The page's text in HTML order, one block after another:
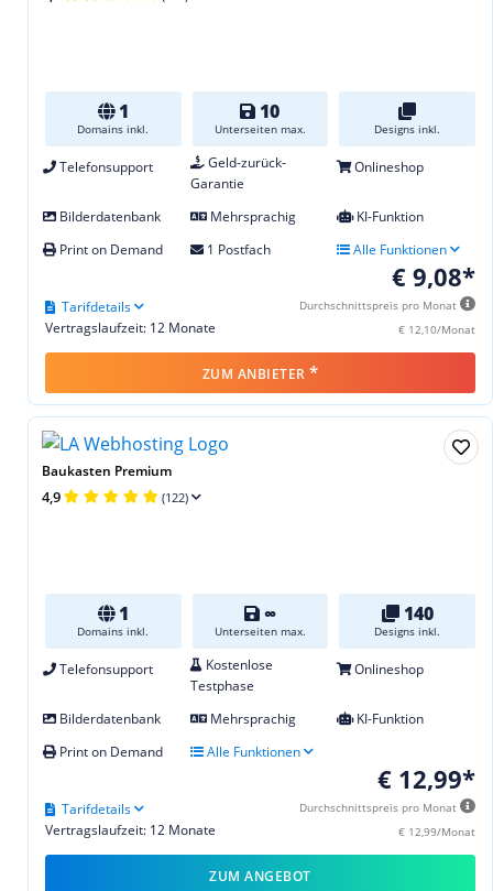
1
Domains inkl.
10
Unterseiten max. Designs inkl.
Telefonsupport
Geld-zurück-
Garantie
Onlineshop
Bilderdatenbank Mehrsprachig
KI-Funktion
Print on Demand
1 Postfach Alle Funktionen
€ 9,08*
Durchschnittspreis pro Monat
€ 12,10/Monat
Vertragslaufzeit: 12 Monate
Tarifdetails
ZUM ANBIETER *
Baukasten Premium
4,9 (122)
1
Domains inkl.
∞
Unterseiten max.
140
Designs inkl.
Telefonsupport
Kostenlose
Testphase
Onlineshop
Bilderdatenbank Mehrsprachig
KI-Funktion
Print on Demand
Alle Funktionen
€ 12,99*
Durchschnittspreis pro Monat
€ 12,99/Monat
Vertragslaufzeit: 12 Monate
Tarifdetails
ZUM ANGEBOT